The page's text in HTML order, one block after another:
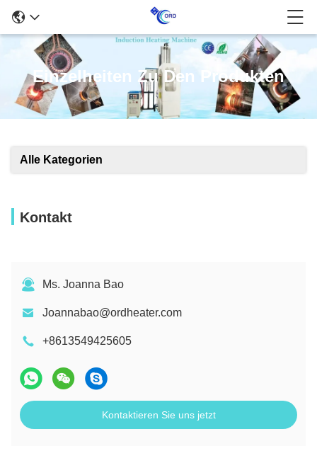
Einzelheiten Zu Den Produkten
Alle Kategorien
Kontakt
Ms. Joanna Bao
Joannabao@ordheater.com
+8613549425605
Kontaktieren Sie uns jetzt